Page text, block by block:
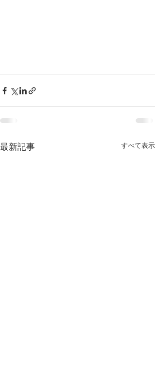
最新記事 すべて表示